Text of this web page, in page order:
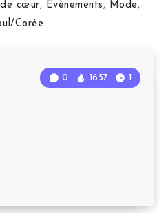
cœur, Évènements, Mode,
Corée
0 1657 1